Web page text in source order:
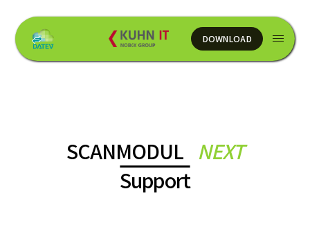
DOWNLOAD
DOWNLOAD
SCANMODUL NEXT
Support